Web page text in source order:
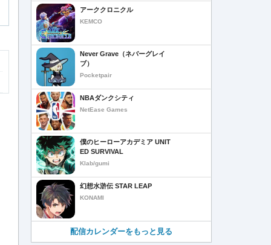
アーククロニクル
KEMCO
Never Grave（ネバーグレイ
ブ）
Pocketpair
NBAダンクシティ
NetEase Games
僕のヒーローアカデミア UNIT
ED SURVIVAL
Klab/gumi
幻想水滸伝 STAR LEAP
KONAMI
配信カレンダーをもっと見る